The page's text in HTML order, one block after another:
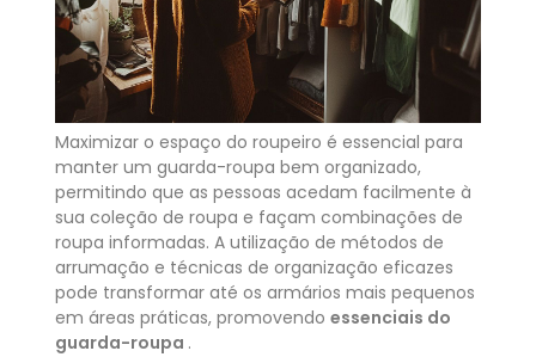
Maximizar o espaço do roupeiro é essencial para
manter um guarda-roupa bem organizado,
permitindo que as pessoas acedam facilmente à
sua coleção de roupa e façam combinações de
roupa informadas. A utilização de métodos de
arrumação e técnicas de organização eficazes
pode transformar até os armários mais pequenos
em áreas práticas, promovendo essenciais do
guarda-roupa .